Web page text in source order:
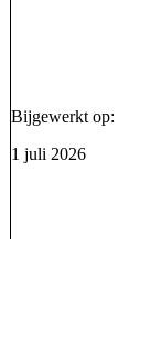
Bijgewerkt op:
1 juli 2026